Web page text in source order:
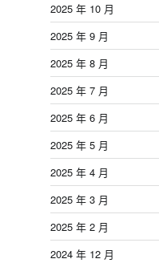
2025 年 10 月
2025 年 9 月
2025 年 8 月
2025 年 7 月
2025 年 6 月
2025 年 5 月
2025 年 4 月
2025 年 3 月
2025 年 2 月
2024 年 12 月